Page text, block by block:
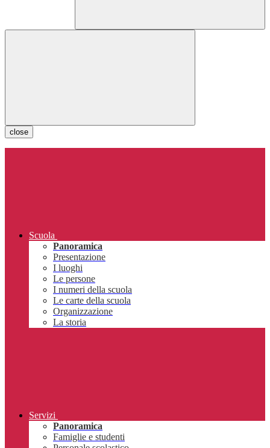
close
Scuola
Panoramica
Presentazione
I luoghi
Le persone
I numeri della scuola
Le carte della scuola
Organizzazione
La storia
Servizi
Panoramica
Famiglie e studenti